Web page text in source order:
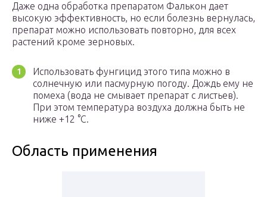
Даже одна обработка препаратом Фалькон дает
высокую эффективность, но если болезнь вернулась,
препарат можно использовать повторно, для всех
растений кроме зерновых.
Использовать фунгицид этого типа можно в
солнечную или пасмурную погоду. Дождь ему не
помеха (вода не смывает препарат с листьев).
При этом температура воздуха должна быть не
ниже +12 °С.
Область применения